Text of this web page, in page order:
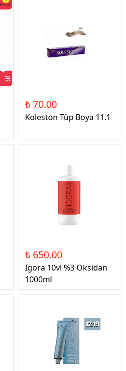
₺ 70.00
Koleston Tüp Boya 11.1
₺ 650.00
Igora 10vl %3 Oksidan
1000ml